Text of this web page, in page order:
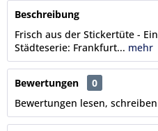
Beschreibung
Frisch aus der Stickertüte -
Städteserie: Frankfurt... mehr
Bewertungen
0
Bewertungen lesen,